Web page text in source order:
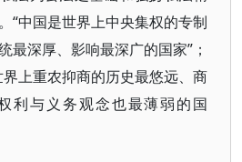
“中国是世界上中央集权的专制
最深厚、影响最深广的国家”；
上重农抑商的历史最悠远、商
利与义务观念也最薄弱的国